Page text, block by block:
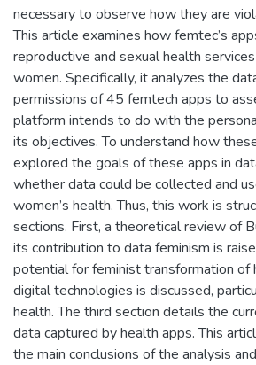
necessary to observe how they are
This article examines how femtec’s
reproductive and sexual health
women. Specifically, it analyzes the
permissions of 45 femtech apps to
platform intends to do with the
its objectives. To understand how
explored the goals of these apps in
whether data could be collected and
women’s health. Thus, this work is
sections. First, a theoretical review of
its contribution to data feminism is
potential for feminist transformation of
digital technologies is discussed,
health. The third section details the
data captured by health apps. This
the main conclusions of the analysis